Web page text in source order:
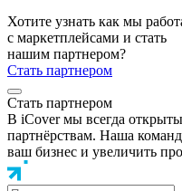
Хотите узнать как мы
с маркетплейсами и стать
нашим партнером?
Стать партнером
Стать партнером
В iCover мы всегда
партнёрствам. Наша
ваш бизнес и увеличить